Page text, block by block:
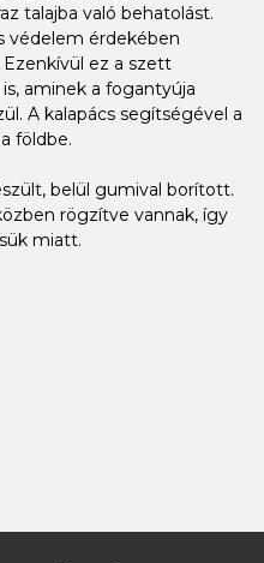
talajba való behatolást.
védelem érdekében
ez a szett
aminek a fogantyúja
A kalapács segítségével a
földbe.
belül gumival borított.
rögzítve vannak, így
miatt.